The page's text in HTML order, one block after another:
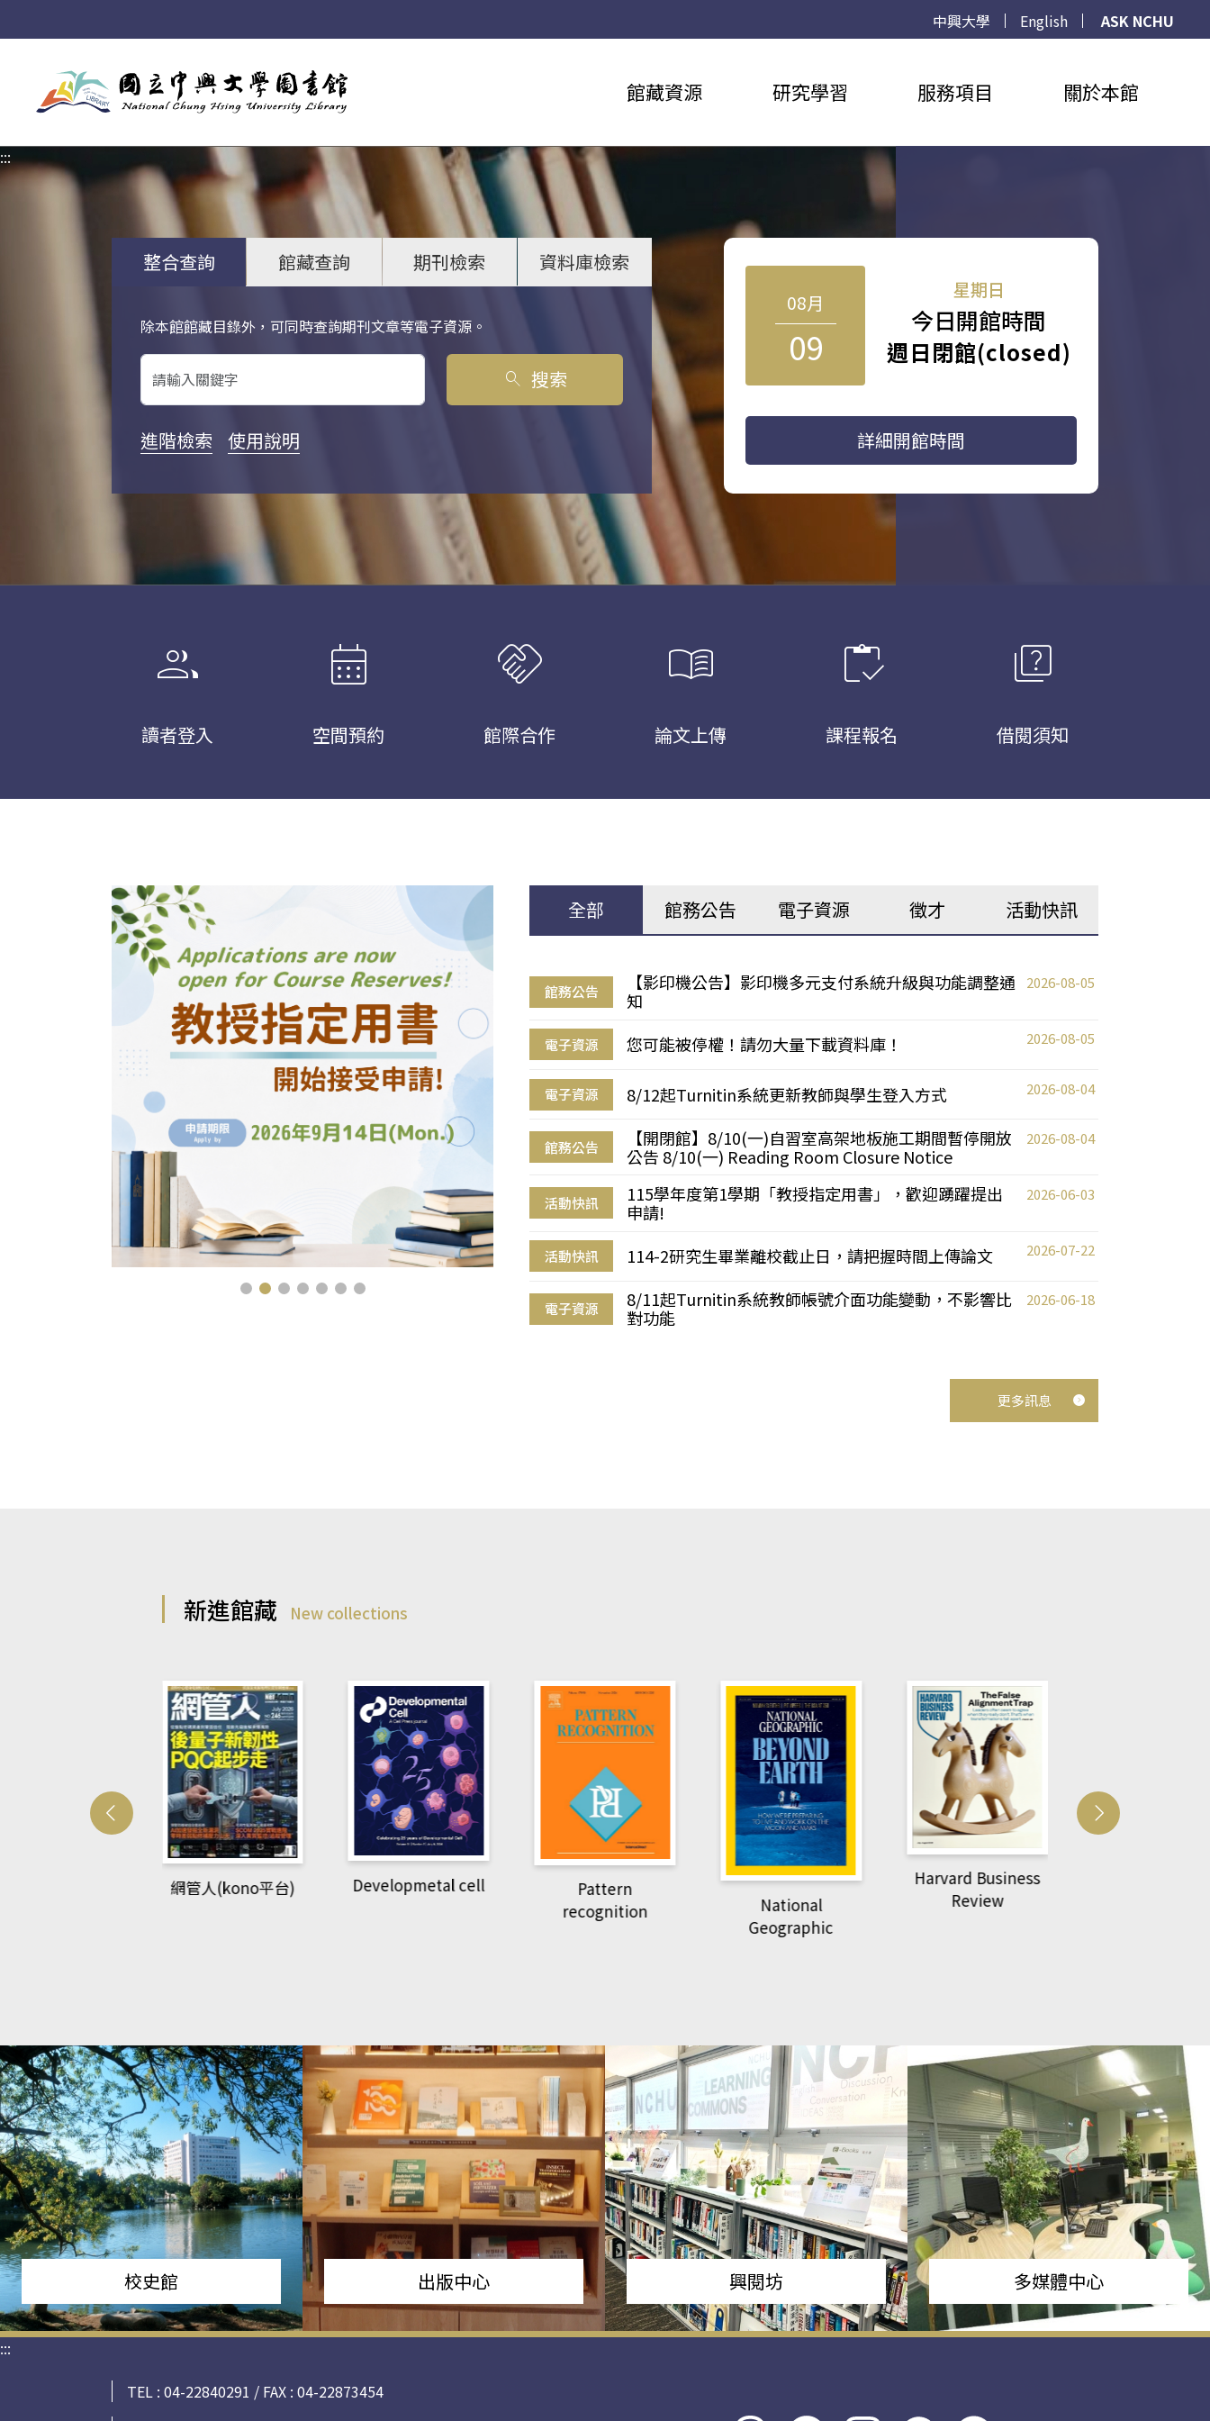
中興大學 English
ASK NCHU
館藏資源 研究學習 服務項目 關於本館
:::
整合查詢 館藏查詢 期刊檢索 資料庫檢索
除本館館藏目錄外，可同時查詢期刊文章等電子資源。
關鍵字搜尋
search 搜索
進階檢索 使用說明
08月
09
星期日
今日開館時間
週日閉館(closed)
詳細開館時間
group
讀者登入
calendar_month
空間預約
handshake
館際合作
menu_book
論文上傳
inventory
課程報名
quiz
借閱須知
全部 館務公告 電子資源 徵才 活動快訊
館務公告
【影印機公告】影印機多元支付系統升級與功能調整通
知
2026-08-05
電子資源 您可能被停權！請勿大量下載資料庫！ 2026-08-05
電子資源 8/12起Turnitin系統更新教師與學生登入方式 2026-08-04
館務公告
【開閉館】8/10(一)自習室高架地板施工期間暫停開放
公告 8/10(一) Reading Room Closure Notice
2026-08-04
活動快訊
115學年度第1學期「教授指定用書」，歡迎踴躍提出
申請!
2026-06-03
活動快訊 114-2研究生畢業離校截止日，請把握時間上傳論文 2026-07-22
電子資源
8/11起Turnitin系統教師帳號介面功能變動，不影響比
對功能
2026-06-18
更多訊息
新進館藏 New collections
網管人(kono平台) Developmetal cell
Pattern
recognition
National
Geographic
Harvard Business
Review
校史館 出版中心 興閱坊 多媒體中心
:::
TEL : 04-22840291 / FAX : 04-22873454